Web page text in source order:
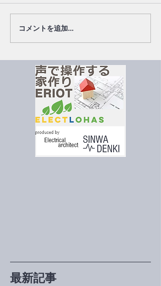
4K対応テレビと4Kテレビの違いと
コメントを追加…
最新記事